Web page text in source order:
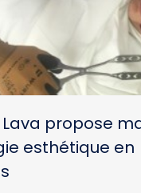
Lava propose
esthétique en